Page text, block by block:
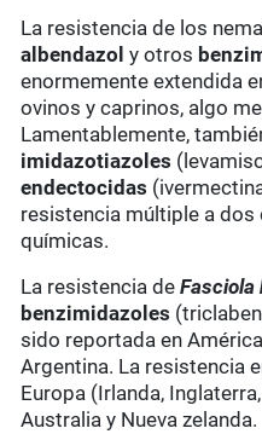
La resistencia de los
albendazoly otros
enormemente extendida
ovinos y caprinos, algo
Lamentablemente,
imidazotiazoles
endectocidas
resistencia múltiple a dos
químicas.
La resistencia deFasciola
benzimidazoles
sido reportada en
Argentina. La resistencia
Europa (Irlanda,
Australia y Nueva zelanda.